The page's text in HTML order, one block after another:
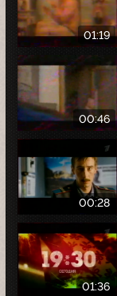
01:19
00:46
00:28
01:36